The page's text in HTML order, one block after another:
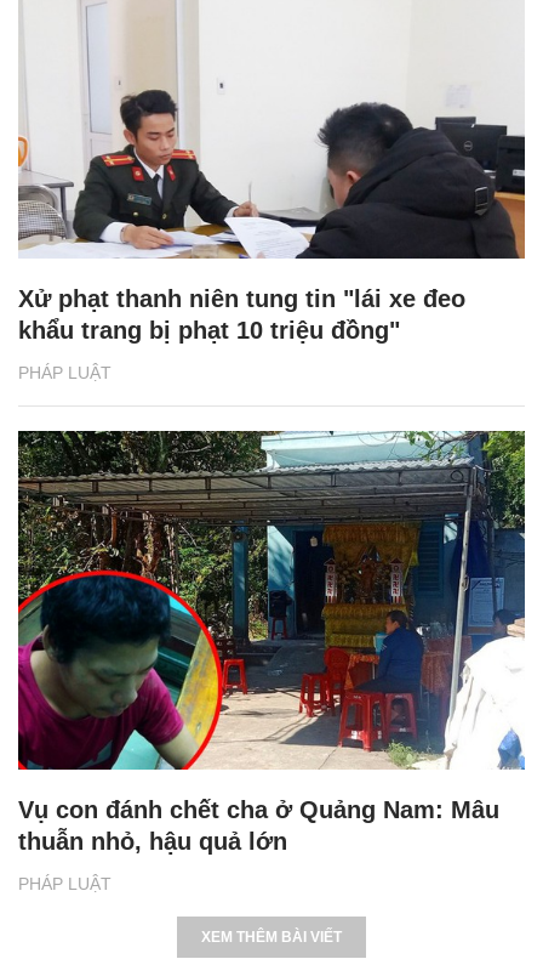
PHÁP LUẬT
Xử phạt thanh niên tung tin "lái xe đeo
khẩu trang bị phạt 10 triệu đồng"
PHÁP LUẬT
Vụ con đánh chết cha ở Quảng Nam: Mâu
thuẫn nhỏ, hậu quả lớn
XEM THÊM BÀI VIẾT